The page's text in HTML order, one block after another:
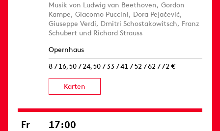
Musik von Ludwig van Beethoven, Gordon
Kampe, Giacomo Puccini, Dora Pejačević,
Giuseppe Verdi, Dmitri Schostakowitsch, Franz
Schubert und Richard Strauss
Opernhaus
8 / 16,50 / 24,50 / 33 / 41 / 52 / 62 / 72 €
Karten
Fr 17:00